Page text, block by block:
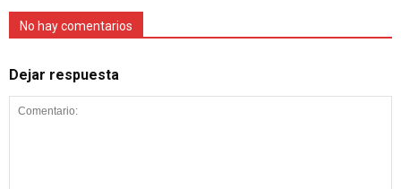
No hay comentarios
Dejar respuesta